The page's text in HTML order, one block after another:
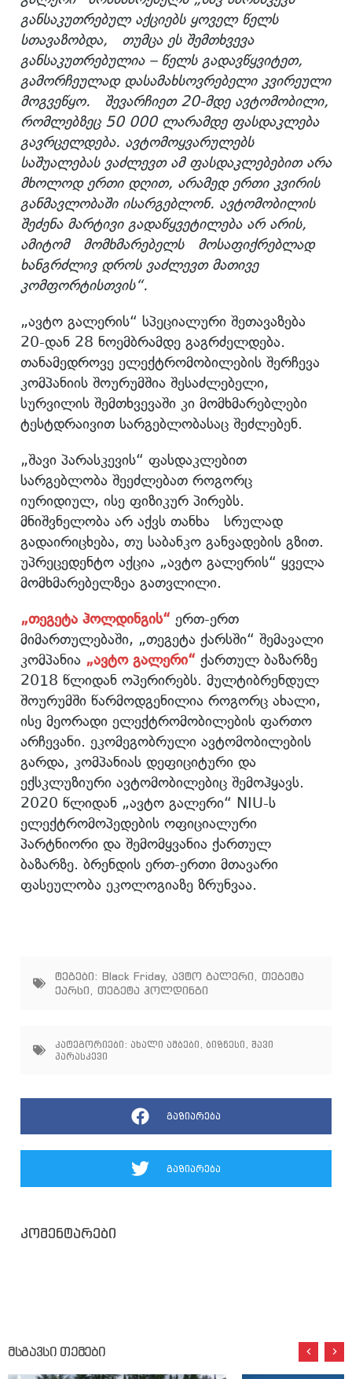
განსაკუთრებულ აქციებს ყოველ წელს
სთავაზობდა,
თუმცა ეს შემთხვევა
განსაკუთრებულია – წელს გადავწყვიტეთ,
გამორჩეულად დასამახსოვრებელი კვირეული
მოგვეწყო.
შევარჩიეთ 20-მდე ავტომობილი,
რომლებზეც 50 000 ლარამდე ფასდაკლება
გავრცელდება. ავტომოყვარულებს
საშუალებას ვაძლევთ ამ ფასდაკლებებით არა
მხოლოდ ერთი დღით, არამედ ერთი კვირის
განმავლობაში ისარგებლონ. ავტომობილის
შეძენა მარტივი გადაწყვეტილება არ არის,
ამიტომ
მომხმარებელს
მოსაფიქრებლად
ხანგრძლივ დროს ვაძლევთ მათივე
კომფორტისთვის“.
„ავტო გალერის“ სპეციალური შეთავაზება
20-დან 28 ნოემბრამდე გაგრძელდება.
თანამედროვე ელექტრომობილების შერჩევა
კომპანიის შოურუმშია შესაძლებელი,
სურვილის შემთხვევაში კი მომხმარებლები
ტესტდრაივით სარგებლობასაც შეძლებენ.
„შავი პარასკევის“ ფასდაკლებით
სარგებლობა შეეძლებათ როგორც
იურიდიულ, ისე ფიზიკურ პირებს.
მნიშვნელობა არ აქვს თანხა სრულად
გადაირიცხება, თუ საბანკო განვადების გზით.
უპრეცედენტო აქცია „ავტო გალერის“ ყველა
მომხმარებელზეა გათვლილი.
„თეგეტა ჰოლდინგის“ ერთ-ერთ
მიმართულებაში, „თეგეტა ქარსში“ შემავალი
კომპანია „ავტო გალერი“ ქართულ ბაზარზე
2018 წლიდან ოპერირებს. მულტიბრენდულ
შოურუმში წარმოდგენილია როგორც ახალი,
ისე მეორადი ელექტრომობილების ფართო
არჩევანი. ეკომეგობრული ავტომობილების
გარდა, კომპანიას დეფიციტური და
ექსკლუზიური ავტომობილებიც შემოჰყავს.
2020 წლიდან „ავტო გალერი“ NIU-ს
ელექტრომოპედების ოფიციალური
პარტნიორი და შემომყვანია ქართულ
ბაზარზე. ბრენდის ერთ-ერთი მთავარი
ფასეულობა ეკოლოგიაზე ზრუნვაა.
ტეგები: Black Friday, ავტო გალერი
თეგეტა
ქარსი
თეგეტა ჰოლდინგი
კატეგორიები: ახალი ამბები ბიზნესი შავი
პარასკევი
გაზიარება
გაზიარება
კომენტარები
მსგავსი თემები